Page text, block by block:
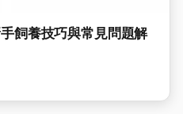
飼養技巧與常見問題解